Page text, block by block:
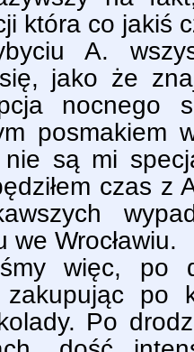
która co jakiś
A.
jako że
nocnego
posmakiem
są mi
czas z
Wrocławiu.
więc, po
zakupując
Po